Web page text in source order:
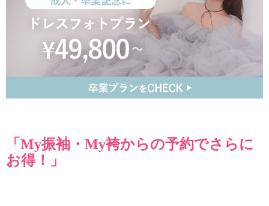
「My振袖・My袴からの予約でさらに
お得！」